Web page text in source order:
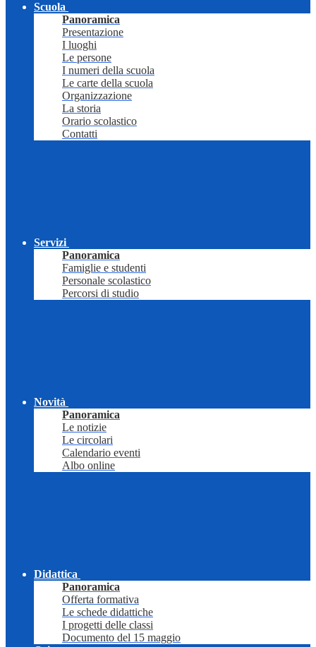
Scuola
Panoramica
Presentazione
I luoghi
Le persone
I numeri della scuola
Le carte della scuola
Organizzazione
La storia
Orario scolastico
Contatti
Servizi
Panoramica
Famiglie e studenti
Personale scolastico
Percorsi di studio
Novità
Panoramica
Le notizie
Le circolari
Calendario eventi
Albo online
Didattica
Panoramica
Offerta formativa
Le schede didattiche
I progetti delle classi
Documento del 15 maggio